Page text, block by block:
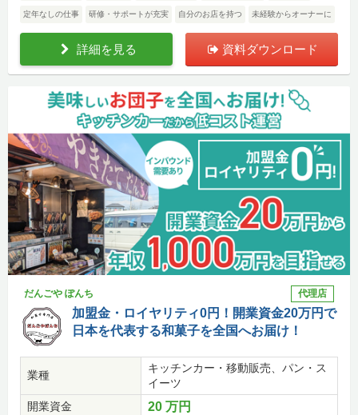
定年なしの仕事 研修・サポートが充実 自分のお店を持つ 未経験からオーナーに
詳細を見る 資料ダウンロード
だんごや ぽんち 代理店
加盟金・ロイヤリティ0円！開業資金20万円で
日本を代表する和菓子を全国へお届け！
業種
キッチンカー・移動販売、パン・ス
イーツ
開業資金
20 万円